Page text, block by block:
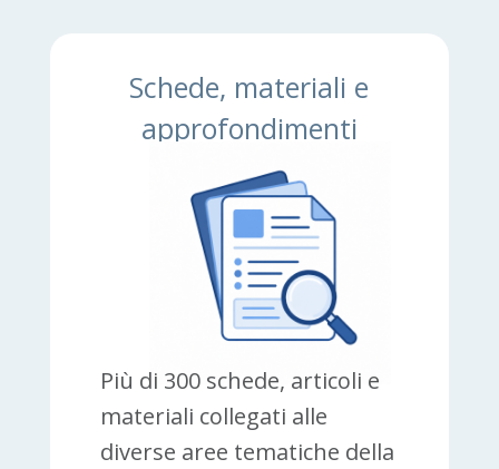
Schede, materiali e
approfondimenti
Più di 300 schede, articoli e
materiali collegati alle
diverse aree tematiche della